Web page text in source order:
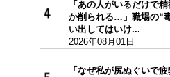
「あの人がいるだけで
か削られる…」職場の“
い出してはいけ...
2026年08月01日
「なぜ私が尻ぬぐいで